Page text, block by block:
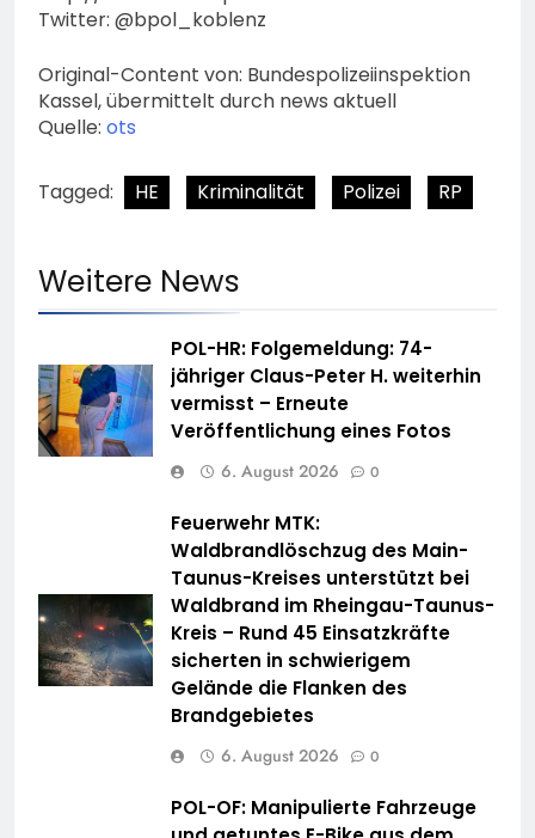
Twitter: @bpol_koblenz
Original-Content von: Bundespolizeiinspektion
Kassel, übermittelt durch news aktuell
Quelle: ots
Tagged: HE Kriminalität Polizei RP
Weitere News
POL-HR: Folgemeldung: 74-
jähriger Claus-Peter H. weiterhin
vermisst – Erneute
Veröffentlichung eines Fotos
6. August 2026 0
Feuerwehr MTK:
Waldbrandlöschzug des Main-
Taunus-Kreises unterstützt bei
Waldbrand im Rheingau-Taunus-
Kreis – Rund 45 Einsatzkräfte
sicherten in schwierigem
Gelände die Flanken des
Brandgebietes
6. August 2026 0
POL-OF: Manipulierte Fahrzeuge